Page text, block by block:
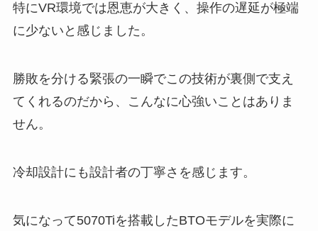
特にVR環境では恩恵が大きく、操作の遅延が極端
に少ないと感じました。
勝敗を分ける緊張の一瞬でこの技術が裏側で支え
てくれるのだから、こんなに心強いことはありま
せん。
冷却設計にも設計者の丁寧さを感じます。
気になって5070Tiを搭載したBTOモデルを実際に